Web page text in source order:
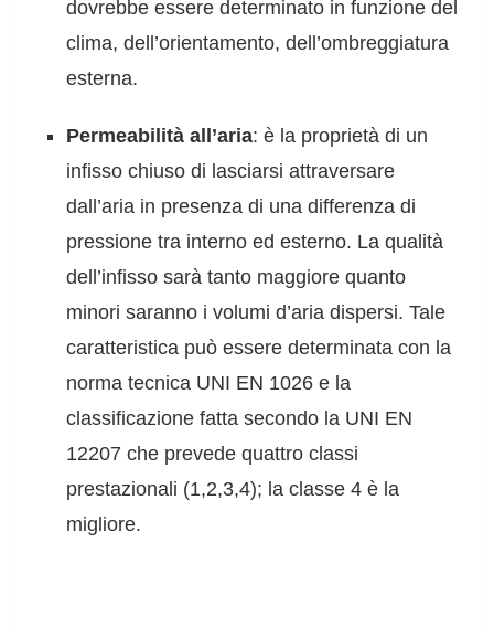
dovrebbe essere determinato in funzione del
clima, dell’orientamento, dell’ombreggiatura
esterna.
Permeabilità all’aria: è la proprietà di un
infisso chiuso di lasciarsi attraversare
dall’aria in presenza di una differenza di
pressione tra interno ed esterno. La qualità
dell’infisso sarà tanto maggiore quanto
minori saranno i volumi d’aria dispersi. Tale
caratteristica può essere determinata con la
norma tecnica UNI EN 1026 e la
classificazione fatta secondo la UNI EN
12207 che prevede quattro classi
prestazionali (1,2,3,4); la classe 4 è la
migliore.